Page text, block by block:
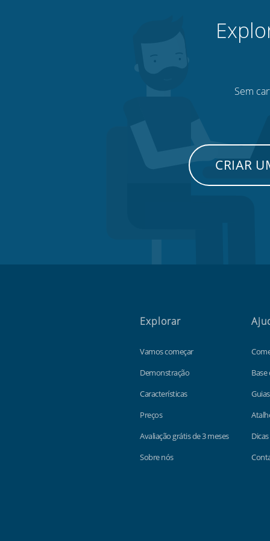
Sem
CRIAR
Explorar
Vamos começar
Demonstração
Características
Preços
Avaliação grátis de 3 meses
Sobre nós